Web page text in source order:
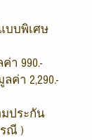
บบพิเศษ
ค่า 990.-
ลค่า 2,290.-
มประกัน
ณี )